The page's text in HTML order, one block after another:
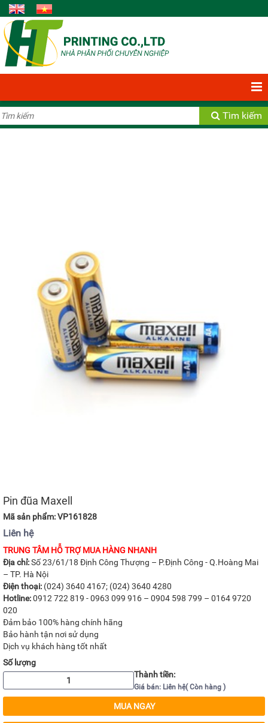
Bạn có 0 Sản phẩm Xem giỏ hàng
Tìm kiếm
Pin đũa Maxell
Mã sản phẩm: VP161828
Liên hệ
TRUNG TÂM HỖ TRỢ MUA HÀNG NHANH
Địa chỉ:Số 23/61/18 Định Công Thượng – P.Định Công - Q.Hoàng Mai
– TP. Hà Nội
Điện thoại: (024) 3640 4167; (024) 3640 4280
Hotline:0912 722 819 - 0963 099 916 – 0904 598 799 – 0164 9720
020
Đảm bảo 100% hàng chính hãng
Bảo hành tận nơi sử dụng
Dịch vụ khách hàng tốt nhất
Số lượng
Thành tiền:
Giá bán: Liên hệ( Còn hàng )
MUA NGAY